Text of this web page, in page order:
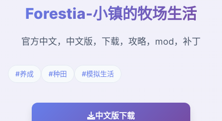
Forestia-小镇的牧场生活
官方中文，中文版，下载，攻略，mod，补丁
#养成 #种田 #模拟生活
中文版下载